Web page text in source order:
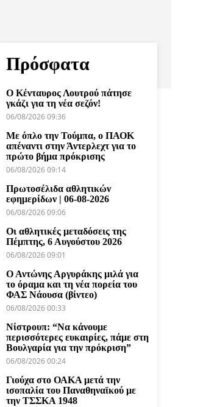
Πρόσφατα
Ο Κένταυρος Λουτρού πάτησε
γκάζι για τη νέα σεζόν!
06/08/2026 09:36
Με όπλο την Τούμπα, ο ΠΑΟΚ
απέναντι στην Άντερλεχτ για το
πρώτο βήμα πρόκρισης
06/08/2026 09:14
Πρωτοσέλιδα αθλητικών
εφημερίδων | 06-08-2026
06/08/2026 09:06
Οι αθλητικές μεταδόσεις της
Πέμπτης, 6 Αυγούστου 2026
06/08/2026 09:01
Ο Αντώνης Αργυράκης μιλά για
το όραμα και τη νέα πορεία του
ΦΑΣ Νάουσα (βίντεο)
06/08/2026 00:33
Νίστρουπ: “Να κάνουμε
περισσότερες ευκαιρίες, πάμε στη
Βουλγαρία για την πρόκριση”
06/08/2026 00:24
Γιούχα στο ΟΑΚΑ μετά την
ισοπαλία του Παναθηναϊκού με
την ΤΣΣΚΑ 1948